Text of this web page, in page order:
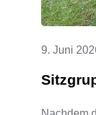
9. Juni